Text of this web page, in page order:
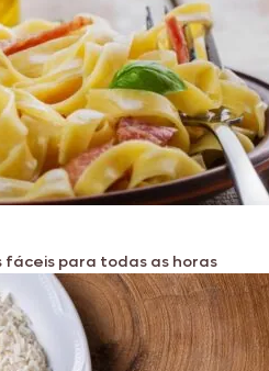
fáceis para todas as horas